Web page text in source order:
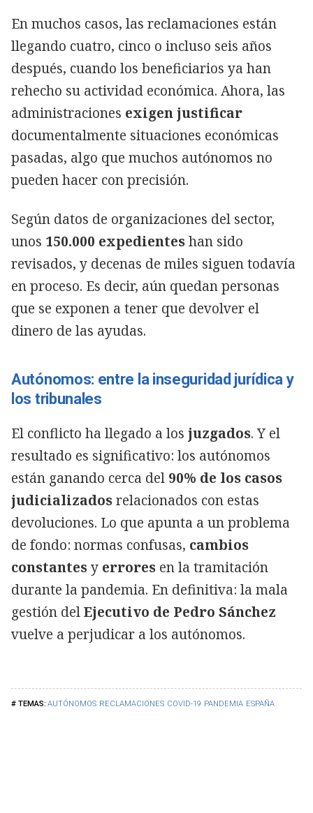
AUTÓNOMOS RECLAMACIONES COVID-19 PANDEMIA ESPAÑA
En muchos casos, las reclamaciones están
llegando cuatro, cinco o incluso seis años
después, cuando los beneficiarios ya han
rehecho su actividad económica. Ahora, las
administraciones exigen justificar
documentalmente situaciones económicas
pasadas, algo que muchos autónomos no
pueden hacer con precisión.
Según datos de organizaciones del sector,
unos 150.000 expedienteshan sido
revisados, y decenas de miles siguen todavía
en proceso. Es decir, aún quedan personas
que se exponen a tener que devolver el
dinero de las ayudas.
Autónomos: entre la inseguridad jurídica y
los tribunales
El conflicto ha llegado a los juzgados. Y el
resultado es significativo: los autónomos
están ganando cerca del 90% de los casos
judicializadosrelacionados con estas
devoluciones. Lo que apunta a un problema
de fondo: normas confusas, cambios
constantesy errores en la tramitación
durante la pandemia. En definitiva: la mala
gestión delEjecutivo de Pedro Sánchez
vuelve a perjudicar a los autónomos.